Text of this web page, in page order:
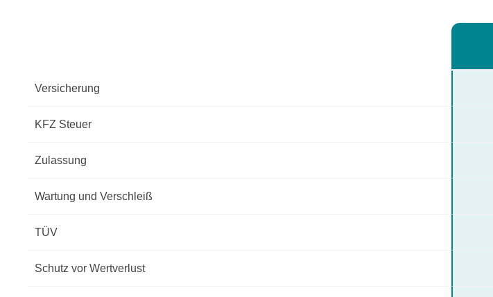
Versicherung
KFZ Steuer
Zulassung
Wartung und Verschleiß
TÜV
Schutz vor Wertverlust